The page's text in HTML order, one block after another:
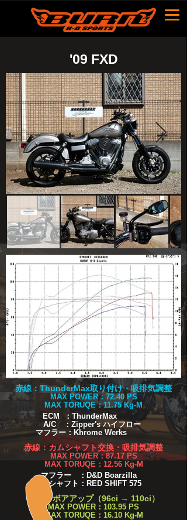
​'09 FXD
赤線：ThunderMax取り付け・吸排気調整
MAX POWER：72.40 PS
MAX TORUQE：11.75 Kg-M
ECM ：ThunderMax
A/C ：Zipper's ハイフロー
マフラー：Khrome Werks
赤線：カムシャフト交換・吸排気調整
MAX POWER：87.17 PS
MAX TORUQE：12.56 Kg-M
マフラー ：D&D Boarzilla
カムシャフト：RED SHIFT 575
緑線：ボアアップ（96ci → 110ci）
MAX POWER：103.95 PS
MAX TORUQE：16.10 Kg-M